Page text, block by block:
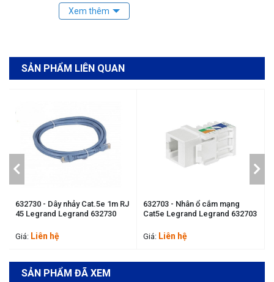
SẢN PHẨM LIÊN QUAN
632730 - Dây nhảy Cat.5e 1m RJ
45 Legrand Legrand 632730
Giá: Liên hệ
632703 - Nhân ổ cắm mạng
Cat5e Legrand Legrand 632703
Giá: Liên hệ
SẢN PHẨM ĐÃ XEM